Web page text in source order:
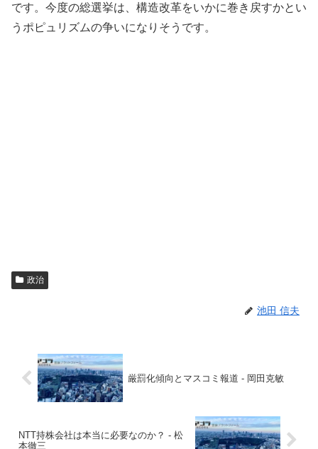
です。今度の総選挙は、構造改革をいかに巻き戻すかとい
うポピュリズムの争いになりそうです。
政治
池田 信夫
厳罰化傾向とマスコミ報道 - 岡田克敏
NTT持株会社は本当に必要なのか？ - 松
本徹三